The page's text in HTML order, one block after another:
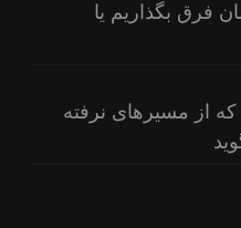
فرق بگذاریم یا
از مسیرهای نرفته